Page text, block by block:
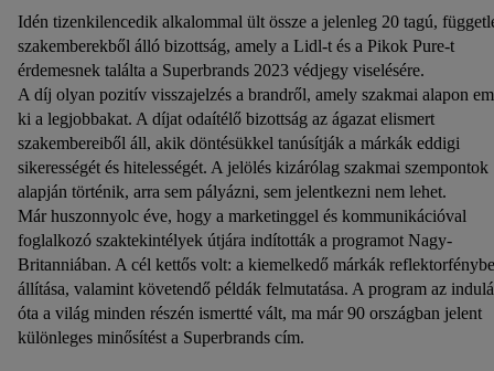
Idén tizenkilencedik alkalommal ült össze a jelenleg 20 tagú,
szakemberekből álló bizottság, amely a Lidl-t és a Pikok Pure-t
érdemesnek találta a Superbrands 2023 védjegy viselésére.
A díj olyan pozitív visszajelzés a brandről, amely szakmai alapon
ki a legjobbakat. A díjat odaítélő bizottság az ágazat elismert
szakembereiből áll, akik döntésükkel tanúsítják a márkák eddigi
sikerességét és hitelességét. A jelölés kizárólag szakmai szempontok
alapján történik, arra sem pályázni, sem jelentkezni nem lehet.
Már huszonnyolc éve, hogy a marketinggel és kommunikációval
foglalkozó szaktekintélyek útjára indították a programot Nagy-
Britanniában. A cél kettős volt: a kiemelkedő márkák reflektorfénybe
állítása, valamint követendő példák felmutatása. A program az
óta a világ minden részén ismertté vált, ma már 90 országban jelent
különleges minősítést a Superbrands cím.